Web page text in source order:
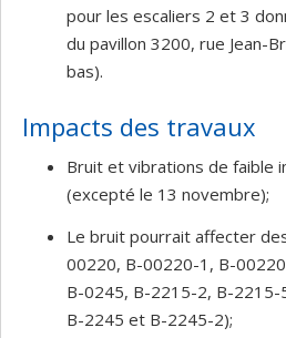
pour les escaliers 2 et 3
du pavillon 3200, rue Jean-
bas).
Impacts des travaux
Bruit et vibrations de faible
(excepté le 13 novembre);
Le bruit pourrait affecter
00220, B-00220-1, B-
B-0245, B-2215-2, B-
B-2245 et B-2245-2);